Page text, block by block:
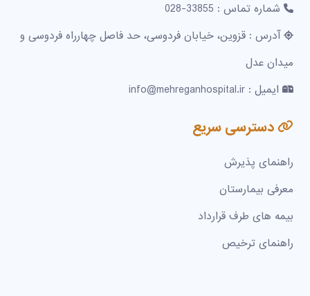
شماره تماس : 33855-028
آدرس : قزوین، خیابان فردوسی، حد فاصل چهارراه فردوسی و
میدان عدل
ایمیل : info@mehreganhospital.ir
دسترسی سریع
راهنمای پذیرش
معرفی بیمارستان
بیمه های طرف قرارداد
راهنمای ترخیص